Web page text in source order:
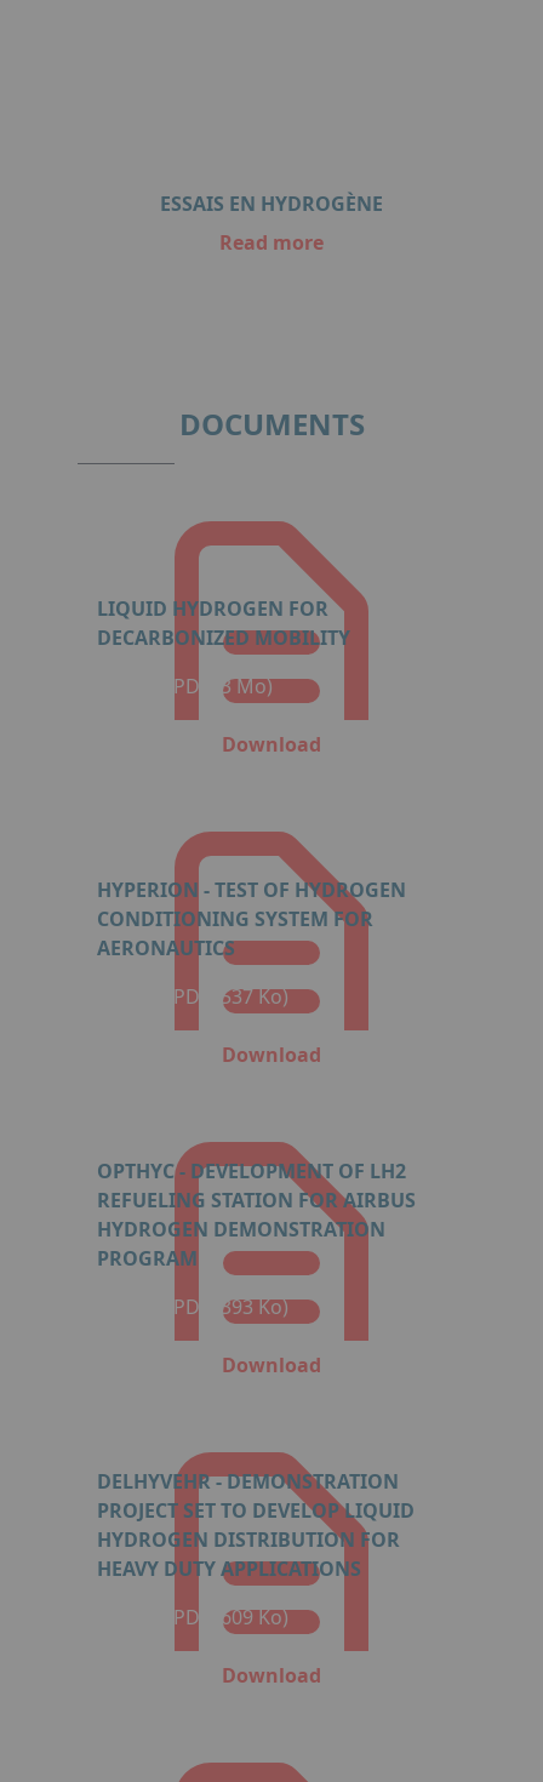
ESSAIS EN HYDROGÈNE
Read more
DOCUMENTS
LIQUID HYDROGEN FOR
DECARBONIZED MOBILITY
Format: PDF (3 Mo)
Download
HYPERION - TEST OF HYDROGEN
CONDITIONING SYSTEM FOR
AERONAUTICS
Format: PDF (537 Ko)
Download
OPTHYC - DEVELOPMENT OF LH2
REFUELING STATION FOR AIRBUS
HYDROGEN DEMONSTRATION
PROGRAM
Format: PDF (393 Ko)
Download
DELHYVEHR - DEMONSTRATION
PROJECT SET TO DEVELOP LIQUID
HYDROGEN DISTRIBUTION FOR
HEAVY DUTY APPLICATIONS
Format: PDF (609 Ko)
Download